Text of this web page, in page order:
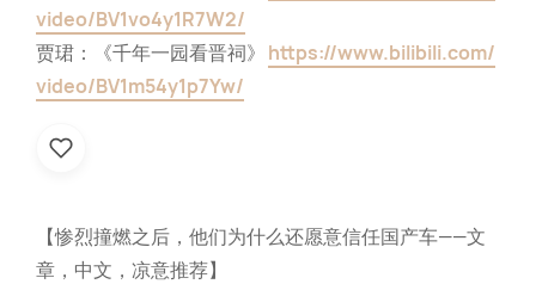
video/BV1vo4y1R7W2/
贾珺：《千年一园看晋祠》 https://www.bilibili.com/
video/BV1m54y1p7Yw/
【惨烈撞燃之后，他们为什么还愿意信任国产车——文
章，中文，凉意推荐】